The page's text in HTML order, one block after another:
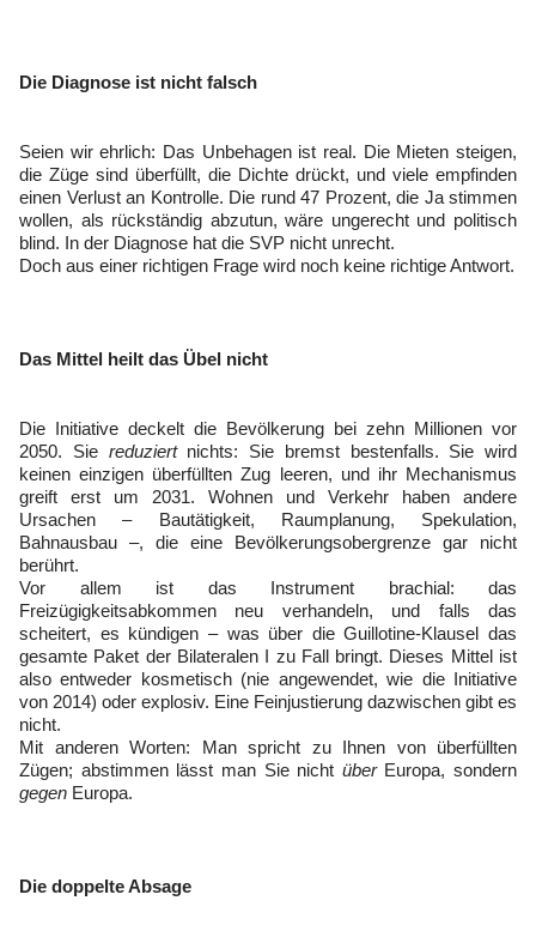
Die Diagnose ist nicht falsch
Seien wir ehrlich: Das Unbehagen ist real. Die Mieten steigen,
die Züge sind überfüllt, die Dichte drückt, und viele empfinden
einen Verlust an Kontrolle. Die rund 47 Prozent, die Ja stimmen
wollen, als rückständig abzutun, wäre ungerecht und politisch
blind. In der Diagnose hat die SVP nicht unrecht.
Doch aus einer richtigen Frage wird noch keine richtige Antwort.
Das Mittel heilt das Übel nicht
Die Initiative deckelt die Bevölkerung bei zehn Millionen vor
2050. Sie reduziertnichts: Sie bremst bestenfalls. Sie wird
keinen einzigen überfüllten Zug leeren, und ihr Mechanismus
greift erst um 2031. Wohnen und Verkehr haben andere
Ursachen – Bautätigkeit, Raumplanung, Spekulation,
Bahnausbau –, die eine Bevölkerungsobergrenze gar nicht
berührt.
Vor allem ist das Instrument brachial: das
Freizügigkeitsabkommen neu verhandeln, und falls das
scheitert, es kündigen – was über die Guillotine-Klausel das
gesamte Paket der Bilateralen I zu Fall bringt. Dieses Mittel ist
also entweder kosmetisch (nie angewendet, wie die Initiative
von 2014) oder explosiv. Eine Feinjustierung dazwischen gibt es
nicht.
Mit anderen Worten: Man spricht zu Ihnen von überfüllten
Zügen; abstimmen lässt man Sie nicht überEuropa, sondern
gegen Europa.
Die doppelte Absage